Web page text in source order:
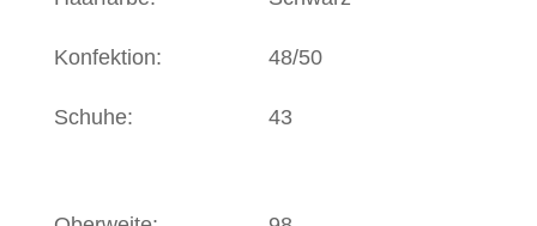
Konfektion: 48/50
Schuhe: 43